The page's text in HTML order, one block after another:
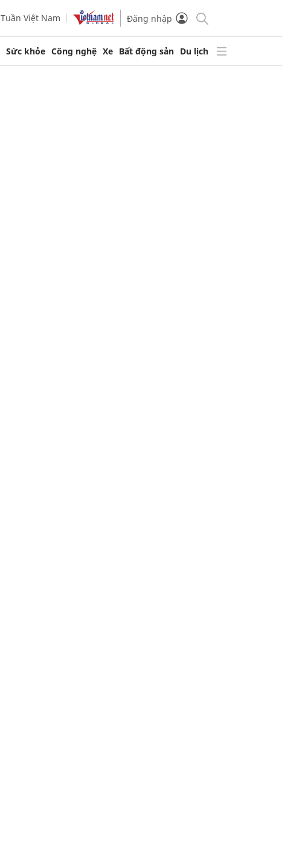
Tuần Việt Nam Đăng nhập
Sức khỏe Công nghệ Xe Bất động sản Du lịch